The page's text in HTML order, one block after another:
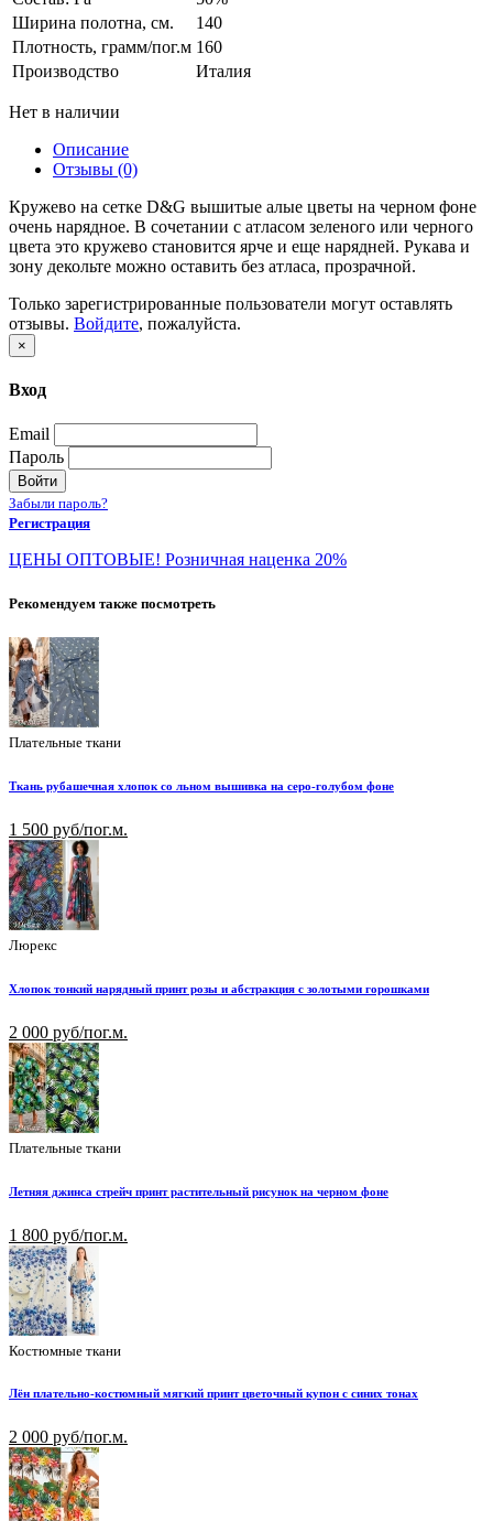
Ширина полотна, см.
140
Плотность, грамм/пог.м 160
Производство
Италия
Нет в наличии
Описание
Отзывы (0)
Кружево на сетке D&G вышитые алые цветы на черном фоне
очень нарядное. В сочетании с атласом зеленого или черного
цвета это кружево становится ярче и еще нарядней. Рукава и
зону декольте можно оставить без атласа, прозрачной.
Только зарегистрированные пользователи могут оставлять
отзывы. Войдите, пожалуйста.
×
Вход
Email
Пароль
Войти
Забыли пароль?
Регистрация
ЦЕНЫ ОПТОВЫЕ! Розничная наценка 20%
Рекомендуем также посмотреть
Плательные ткани
Ткань рубашечная хлопок со льном вышивка на серо-голубом фоне
1 500 руб/пог.м.
Люрекс
Хлопок тонкий нарядный принт розы и абстракция с золотыми горошками
2 000 руб/пог.м.
Плательные ткани
Летняя джинса стрейч принт растительный рисунок на черном фоне
1 800 руб/пог.м.
Костюмные ткани
Лён плательно-костюмный мягкий принт цветочный купон с синих тонах
2 000 руб/пог.м.